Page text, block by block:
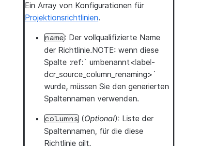
Ein Array von Konfigurationen für
Projektionsrichtlinien.
name: Der vollqualifizierte Name
der Richtlinie.NOTE: wenn diese
Spalte :ref:` umbenannt<label-
dcr_source_column_renaming>`
wurde, müssen Sie den generierten
Spaltennamen verwenden.
columns (Optional): Liste der
Spaltennamen, für die diese
Richtlinie gilt.